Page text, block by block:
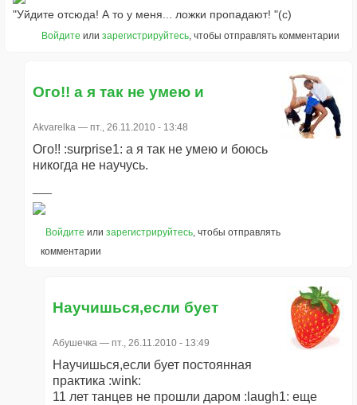
"Уйдите отсюда! А то у меня... ложки пропадают! "(с)
Войдите или зарегистрируйтесь , чтобы отправлять комментарии
Ого!! а я так не умею и
Akvarelka — пт., 26.11.2010 - 13:48
Ого!! :surprise1: а я так не умею и боюсь
никогда не научусь.
Войдите или зарегистрируйтесь, чтобы отправлять
комментарии
Научишься,если бует
Абушечка — пт., 26.11.2010 - 13:49
Научишься,если бует постоянная
практика :wink:
11 лет танцев не прошли даром :laugh1: еще